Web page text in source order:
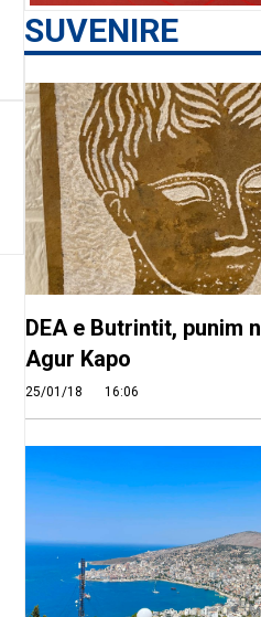
SUVENIRE
DEA e Butrintit, punim
Agur Kapo
25/01/18 16:06